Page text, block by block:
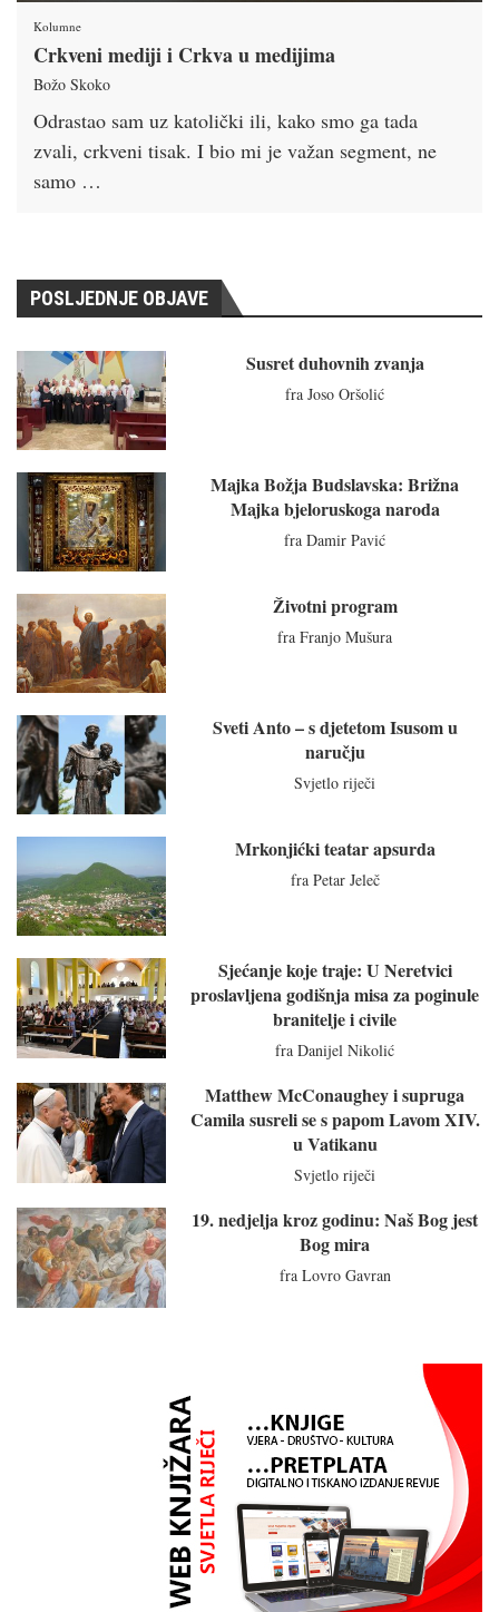
Kolumne
Crkveni mediji i Crkva u medijima
Božo Skoko
Odrastao sam uz katolički ili, kako smo ga tada
zvali, crkveni tisak. I bio mi je važan segment, ne
samo …
POSLJEDNJE OBJAVE
Susret duhovnih zvanja
fra Joso Oršolić
Majka Božja Budslavska: Brižna
Majka bjeloruskoga naroda
fra Damir Pavić
Životni program
fra Franjo Mušura
Sveti Anto – s djetetom Isusom u
naručju
Svjetlo riječi
Mrkonjićki teatar apsurda
fra Petar Jeleč
Sjećanje koje traje: U Neretvici
proslavljena godišnja misa za poginule
branitelje i civile
fra Danijel Nikolić
Matthew McConaughey i supruga
Camila susreli se s papom Lavom XIV.
u Vatikanu
Svjetlo riječi
19. nedjelja kroz godinu: Naš Bog jest
Bog mira
fra Lovro Gavran